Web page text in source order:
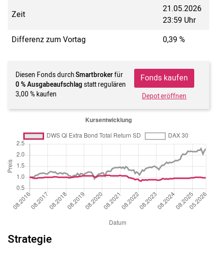
Zeit
21.05.2026
23:59 Uhr
Differenz zum Vortag
0,39 %
Diesen Fonds durchSmartbrokerfür
0 % Ausgabeaufschlag statt regulären
3,00 % kaufen
Fonds kaufen
Depot eröffnen
Strategie